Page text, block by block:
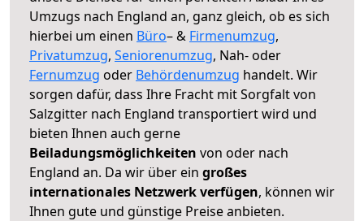
Umzugs nach England an, ganz gleich, ob es sich
hierbei um einen Büro– & Firmenumzug,
Privatumzug, Seniorenumzug, Nah- oder
Fernumzug oder Behördenumzug handelt. Wir
sorgen dafür, dass Ihre Fracht mit Sorgfalt von
Salzgitter nach England transportiert wird und
bieten Ihnen auch gerne
Beiladungsmöglichkeiten von oder nach
England an. Da wir über ein großes
internationales Netzwerk verfügen, können wir
Ihnen gute und günstige Preise anbieten.